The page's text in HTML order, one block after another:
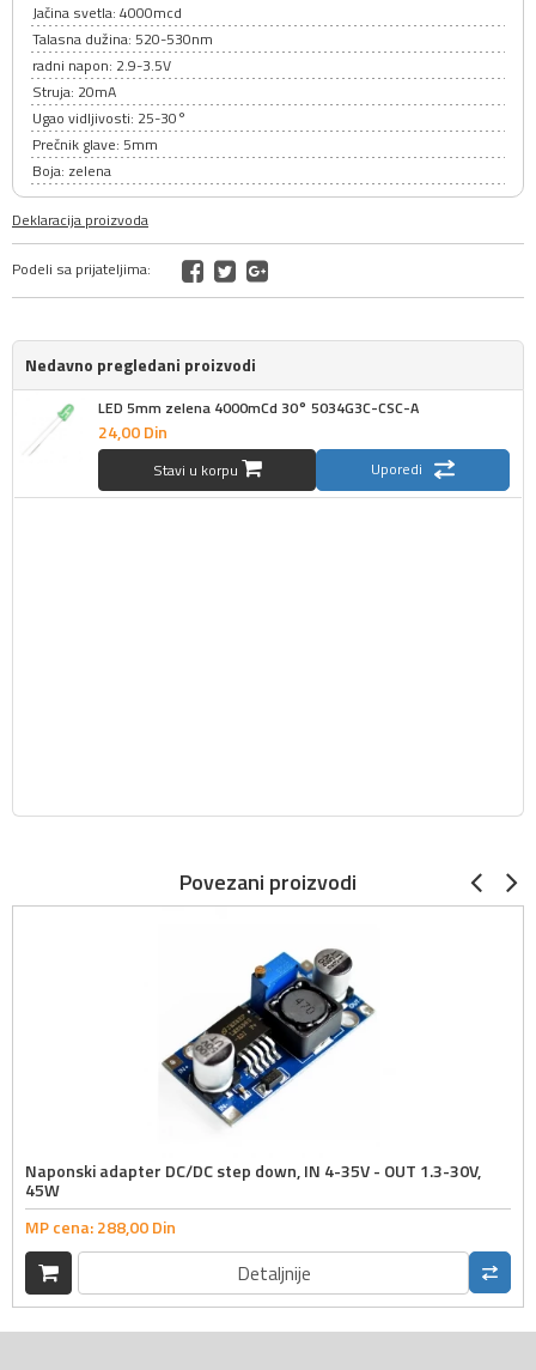
Jačina svetla: 4000mcd
Talasna dužina: 520-530nm
radni napon: 2.9-3.5V
Struja: 20mA
Ugao vidljivosti: 25-30°
Prečnik glave: 5mm
Boja: zelena
Deklaracija proizvoda
Podeli sa prijateljima:
Nedavno pregledani proizvodi
LED 5mm zelena 4000mCd 30° 5034G3C-CSC-A
24,00Din
Stavi u korpu Uporedi
Povezani proizvodi
Naponski adapter DC/DC step down, IN 4-35V - OUT 1.3-30V,
45W
MP cena:288,00Din
Detaljnije